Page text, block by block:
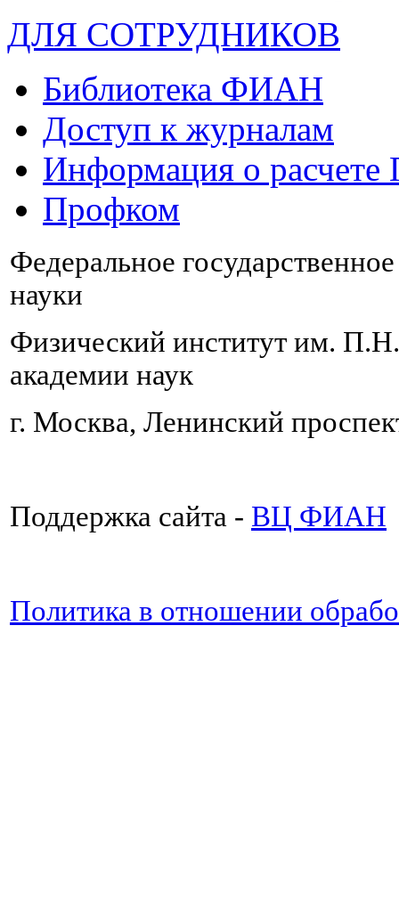
ДЛЯ СОТРУДНИКОВ
Библиотека ФИАН
Доступ к журналам
Информация о
Профком
Федеральное
науки
Физический институт им.
академии наук
г. Москва, Ленинский
Поддержка сайта - ВЦ ФИАН
Политика в отношении